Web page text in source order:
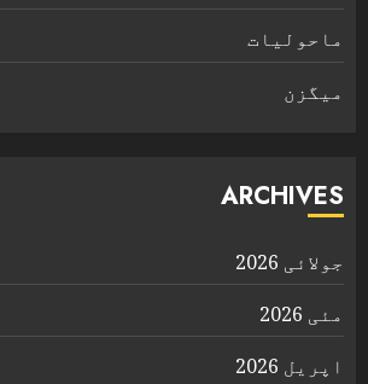
ماحولیات
ميگزن
ARCHIVES
جولائی 2026
مئی 2026
اپریل 2026